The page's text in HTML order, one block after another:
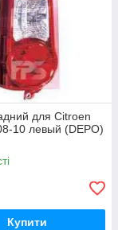
для Citroen
10 левый (DEPO)
Купити